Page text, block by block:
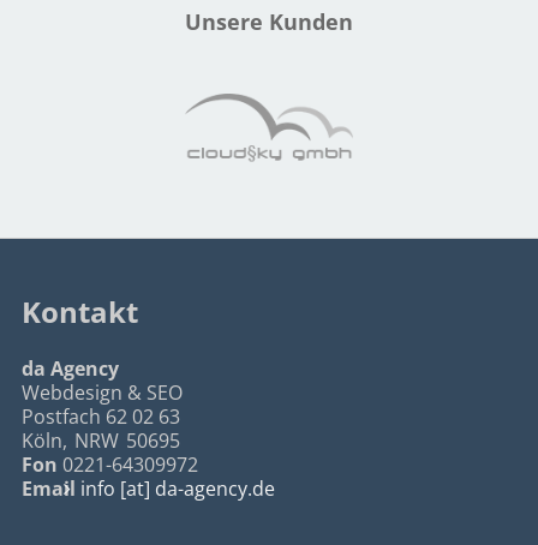
Unsere Kunden
Kontakt
da Agency
Webdesign & SEO
Postfach 62 02 63
Köln, NRW 50695
Fon 0221-64309972
Email info [at] da-agency.de